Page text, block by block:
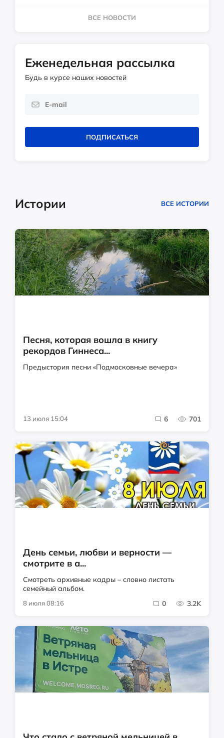
ВСЕ НОВОСТИ
Еженедельная рассылка
Будь в курсе наших новостей
ПОДПИСАТЬСЯ
Истории ВСЕ ИСТОРИИ
Песня, которая вошла в книгу
рекордов Гиннеса...
Предыстория песни «Подмосковные вечера»
13 июля 15:04 6 701
День семьи, любви и верности —
смотрите в а...
Смотреть архивные кадры – словно листать
семейный альбом.
8 июля 08:16 0 3.2K